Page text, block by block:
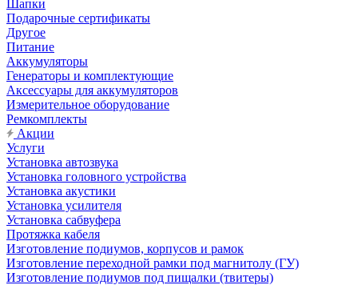
Шапки
Подарочные сертификаты
Другое
Питание
Аккумуляторы
Генераторы и комплектующие
Аксессуары для аккумуляторов
Измерительное оборудование
Ремкомплекты
Акции
Услуги
Установка автозвука
Установка головного устройства
Установка акустики
Установка усилителя
Установка сабвуфера
Протяжка кабеля
Изготовление подиумов, корпусов и рамок
Изготовление переходной рамки под магнитолу (ГУ)
Изготовление подиумов под пищалки (твитеры)